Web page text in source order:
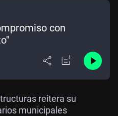
con
reitera su
municipales